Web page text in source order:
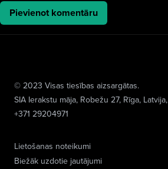
Lietošanas noteikumi
Biežāk uzdotie jautājumi
© 2023 Visas tiesības aizsargātas.
SIA Ierakstu māja, Robežu 27, Rīga,
+371 29204971